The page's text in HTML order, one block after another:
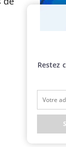
Restez